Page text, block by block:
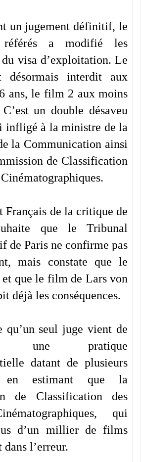
un jugement définitif, le
a modifié les
visa d’exploitation. Le
interdit aux
ans, le film 2 aux moins
un double désaveu
infligé à la ministre de la
la Communication ainsi
de Classification
Français de la critique de
que le Tribunal
de Paris ne confirme pas
mais constate que le
que le film de Lars von
déjà les conséquences.
qu’un seul juge vient de
une pratique
datant de plusieurs
en estimant que la
de Classification des
qui
d’un millier de films
l’erreur.